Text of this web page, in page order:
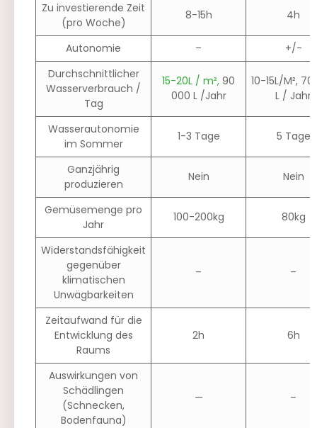
Zu investierende Zeit
(pro Woche)
8-15h 4h
Autonomie –
+/-
Durchschnittlicher
Wasserverbrauch /
Tag
15-20L / m², 90
000 L /Jahr
10-15L/M²,
L / Jahr
Wasserautonomie
im Sommer
1-3 Tage 5 Tage
Ganzjährig
produzieren
Nein Nein
Gemüsemenge pro
Jahr
100-200kg 80kg
Widerstandsfähigkeit
gegenüber
klimatischen
Unwägbarkeiten
– –
Zeitaufwand für die
Entwicklung des
Raums
2h 6h
Auswirkungen von
Schädlingen
(Schnecken,
Bodenfauna)
— –